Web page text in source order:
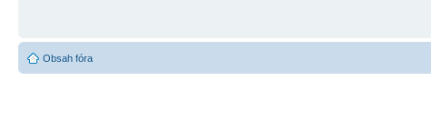
Obsah fóra